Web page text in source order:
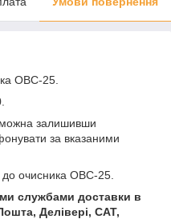
ОВС-25.
можна залишивши
за вказаними
до очисника ОВС-25.
службами доставки в
Делівері, САТ,